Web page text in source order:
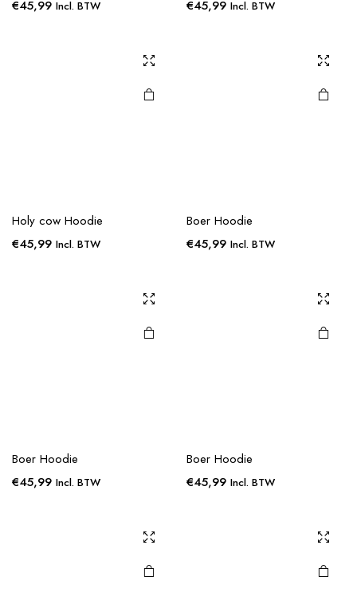
€45,99 Incl. BTW
€45,99 Incl. BTW
Holy cow Hoodie
€45,99 Incl. BTW
Boer Hoodie
€45,99 Incl. BTW
Boer Hoodie
€45,99 Incl. BTW
Boer Hoodie
€45,99 Incl. BTW